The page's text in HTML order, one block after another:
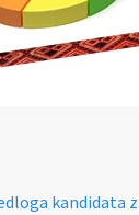
kandidata